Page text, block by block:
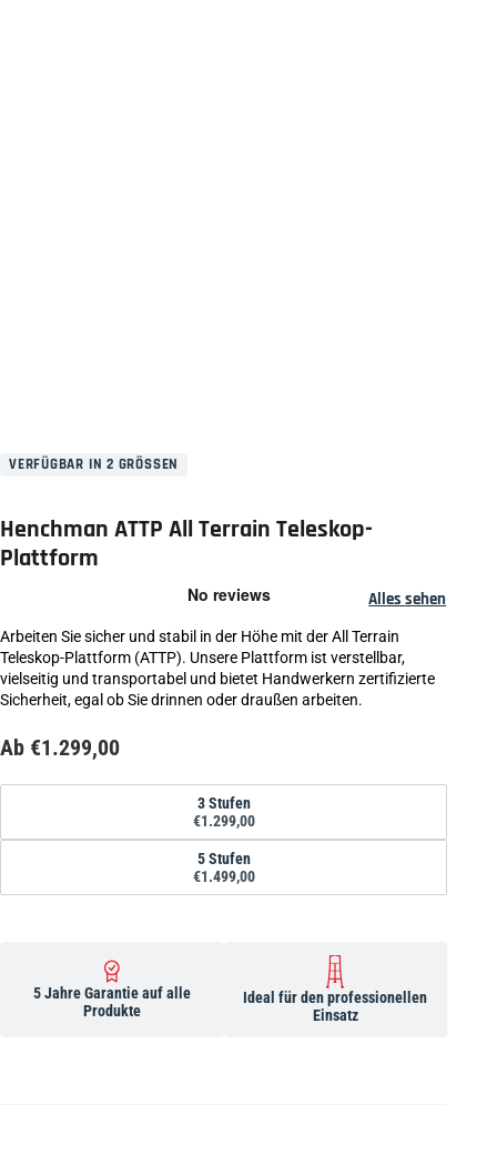
VERFÜGBAR IN 2 GRÖSSEN
Henchman ATTP All Terrain Teleskop-
Plattform
Alles sehen
Arbeiten Sie sicher und stabil in der Höhe mit der All Terrain
Teleskop-Plattform (ATTP). Unsere Plattform ist verstellbar,
vielseitig und transportabel und bietet Handwerkern zertifizierte
Sicherheit, egal ob Sie drinnen oder draußen arbeiten.
Ab €1.299,00
3 Stufen
€1.299,00
5 Stufen
€1.499,00
5 Jahre Garantie auf alle
Produkte
Ideal für den professionellen
Einsatz